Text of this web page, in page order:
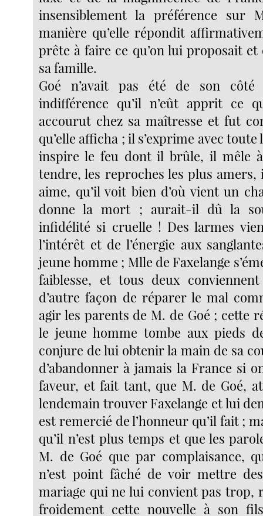
insensiblement la préférence sur
manière qu’elle répondit
prête à faire ce qu’on lui proposait et
sa famille.
Goé n’avait pas été de son
indifférence qu’il n’eût apprit ce
accourut chez sa maîtresse et fut
qu’elle afficha ; il s’exprime avec
inspire le feu dont il brûle, il mêle
tendre, les reproches les plus amers,
aime, qu’il voit bien d’où vient un
donne la mort ; aurait-il dû la
infidélité si cruelle ! Des larmes
l’intérêt et de l’énergie aux
jeune homme ; Mlle de Faxelange
faiblesse, et tous deux
d’autre façon de réparer le mal
agir les parents de M. de Goé ; cette
le jeune homme tombe aux pieds
conjure de lui obtenir la main de sa
d’abandonner à jamais la France si
faveur, et fait tant, que M. de Goé,
lendemain trouver Faxelange et lui
est remercié de l’honneur qu’il fait ;
qu’il n’est plus temps et que les
M. de Goé que par complaisance,
n’est point fâché de voir mettre
mariage qui ne lui convient pas trop,
froidement cette nouvelle à son